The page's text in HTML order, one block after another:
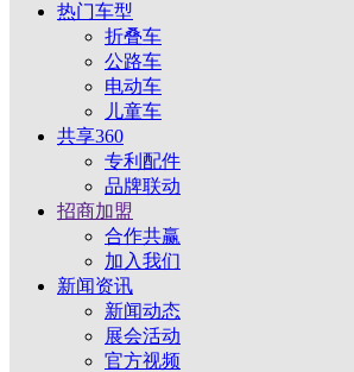
热门车型
折叠车
公路车
电动车
儿童车
共享360
专利配件
品牌联动
招商加盟
合作共赢
加入我们
新闻资讯
新闻动态
展会活动
官方视频